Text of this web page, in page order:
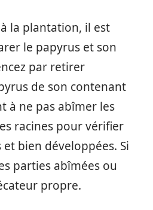
la plantation, il est
le papyrus et son
par retirer
de son contenant
à ne pas abîmer les
racines pour vérifier
et bien développées. Si
parties abîmées ou
propre.